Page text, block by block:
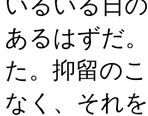
あるはずだ
た。抑留の
なく、それ